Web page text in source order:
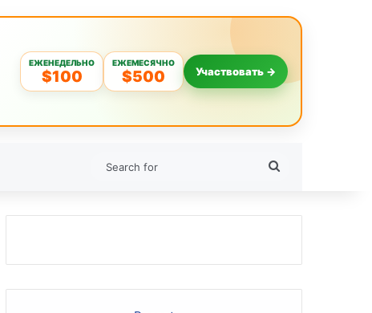
ЕЖЕНЕДЕЛЬНО
$100
ЕЖЕМЕСЯЧНО
$500 Участвовать →